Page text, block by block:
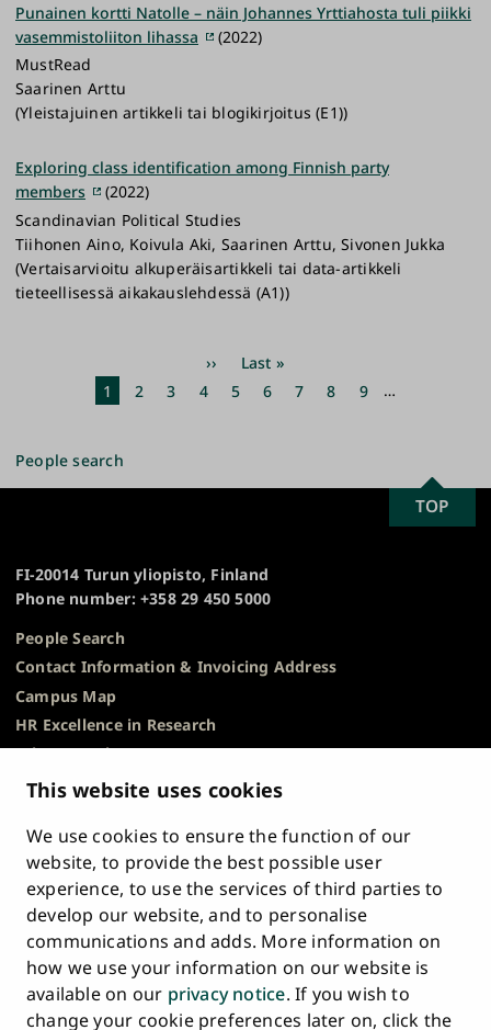
This website uses cookies
We use cookies to ensure the function of our
website, to provide the best possible user
experience, to use the services of third parties to
develop our website, and to personalise
communications and adds. More information on
how we use your information on our website is
available on our privacy notice. If you wish to
change your cookie preferences later on, click the
Punainen kortti Natolle – näin Johannes Yrttiahosta tuli piikki
vasemmistoliiton lihassa
(2022)
MustRead
Saarinen Arttu
(Yleistajuinen artikkeli tai blogikirjoitus (E1))
Exploring class identification among Finnish party
members
(2022)
Scandinavian Political Studies
Tiihonen Aino, Koivula Aki, Saarinen Arttu, Sivonen Jukka
(Vertaisarvioitu alkuperäisartikkeli tai data-artikkeli
tieteellisessä aikakauslehdessä (A1))
Next
page
››
Last
page
Last »
Current
1 Page
2 Page
3 Page
4 Page
5 Page
6 Page
7 Page
8 Page
9 …
People search
FI-20014 Turun yliopisto, Finland
Phone number: +358 29 450 5000
People Search
Contact Information & Invoicing Address
Campus Map
HR Excellence in Research
Privacy Notice
Description of Document Publicity & Information
Requests
Whistleblowing
Accessibility Statement
Feedback
Intranet & Online Tools
Cookie Settings
UniversityUniversityUniversityUniversityUniversityUniversity
SCROLL
TO
TOP